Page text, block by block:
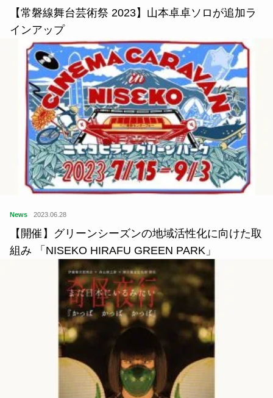
【常磐線舞台芸術祭 2023】山本卓卓ソロが追加ラ
インアップ
News 2023.06.28
【開催】グリーンシーズンの地域活性化に向けた取
組み 「NISEKO HIRAFU GREEN PARK」